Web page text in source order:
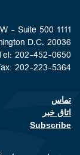
1111 19th Street NW - Suite 500
D.C. 20036
202-452-0650
202-223-5364
links
تماس
اتاق خبر
Subscribe